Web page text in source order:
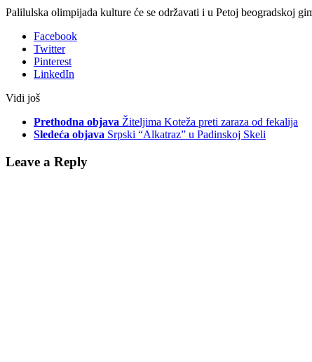
Palilulska olimpijada kulture će se održavati i u Petoj beogradskoj
Facebook
Twitter
Pinterest
LinkedIn
Vidi još
Prethodna objava Žiteljima Koteža preti zaraza od fekalija
Sledeća objava Srpski “Alkatraz” u Padinskoj Skeli
Leave a Reply